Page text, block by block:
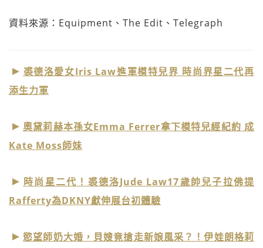
資料來源：Equipment、The Edit、Telegraph
裘德洛愛女Iris Law進軍模特兒界 時尚界星二代再
添生力軍
奧黛莉赫本孫女Emma Ferrer拿下模特兒經紀約 成
Kate Moss師妹
時尚星二代！裘德洛Jude Law17歲帥兒子拉佛提
Rafferty為DKNY獻伸展台初體驗
慾望師奶大婚，貝嫂竟搶走新娘風采？！伊娃朗格莉